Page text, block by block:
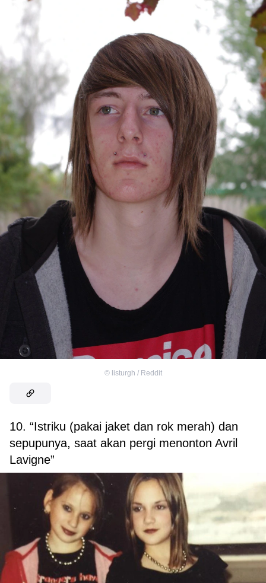
© listurgh / Reddit
10. “Istriku (pakai jaket dan rok merah) dan
sepupunya, saat akan pergi menonton Avril
Lavigne”